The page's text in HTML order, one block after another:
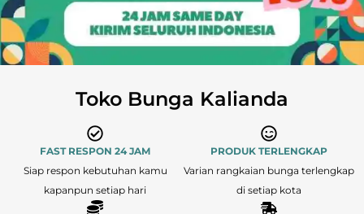
Toko Bunga Kalianda
FAST RESPON 24 JAM
Siap respon kebutuhan kamu
kapanpun setiap hari
PRODUK TERLENGKAP
Varian rangkaian bunga terlengkap
di setiap kota